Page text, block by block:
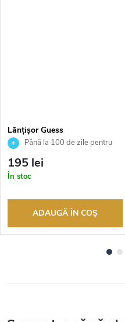
Lănțișor Guess
JUBN04606JWRHT
Până la 100 de zile pentru
returnarea bunurilor. Vânzător
autorizat
195 lei
În stoc
ADAUGĂ ÎN COŞ